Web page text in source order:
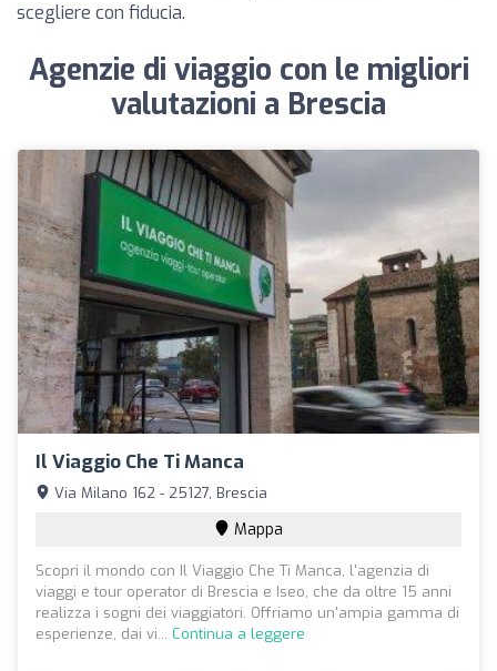
scegliere con fiducia.
Agenzie di viaggio con le migliori
valutazioni a Brescia
Il Viaggio Che Ti Manca
Via Milano 162 - 25127, Brescia
Mappa
Scopri il mondo con Il Viaggio Che Ti Manca, l'agenzia di
viaggi e tour operator di Brescia e Iseo, che da oltre 15 anni
realizza i sogni dei viaggiatori. Offriamo un'ampia gamma di
esperienze, dai vi... Continua a leggere